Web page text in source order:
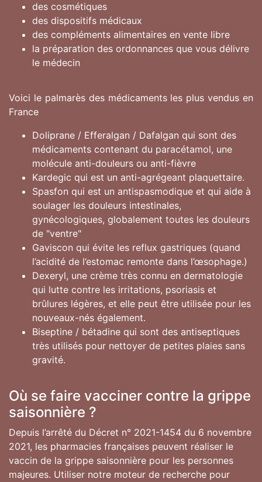
des cosmétiques
des dispositifs médicaux
des compléments alimentaires en vente libre
la préparation des ordonnances que vous délivre
le médecin
Voici le palmarès des médicaments les plus vendus en
France
Doliprane / Efferalgan / Dafalgan qui sont des
médicaments contenant du paracétamol, une
molécule anti-douleurs ou anti-fièvre
Kardegic qui est un anti-agrégeant plaquettaire.
Spasfon qui est un antispasmodique et qui aide à
soulager les douleurs intestinales,
gynécologiques, globalement toutes les douleurs
de "ventre"
Gaviscon qui évite les reflux gastriques (quand
l’acidité de l’estomac remonte dans l’œsophage.)
Dexeryl, une crème très connu en dermatologie
qui lutte contre les irritations, psoriasis et
brûlures légères, et elle peut être utilisée pour les
nouveaux-nés également.
Biseptine / bétadine qui sont des antiseptiques
très utilisés pour nettoyer de petites plaies sans
gravité.
Où se faire vacciner contre la grippe
saisonnière ?
Depuis l’arrêté du Décret n° 2021-1454 du 6 novembre
2021, les pharmacies françaises peuvent réaliser le
vaccin de la grippe saisonnière pour les personnes
majeures. Utiliser notre moteur de recherche pour